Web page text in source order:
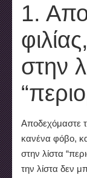
1.
στην
Αποδεχόμαστε
κανένα φόβο,
στην λίστα
την λίστα δεν